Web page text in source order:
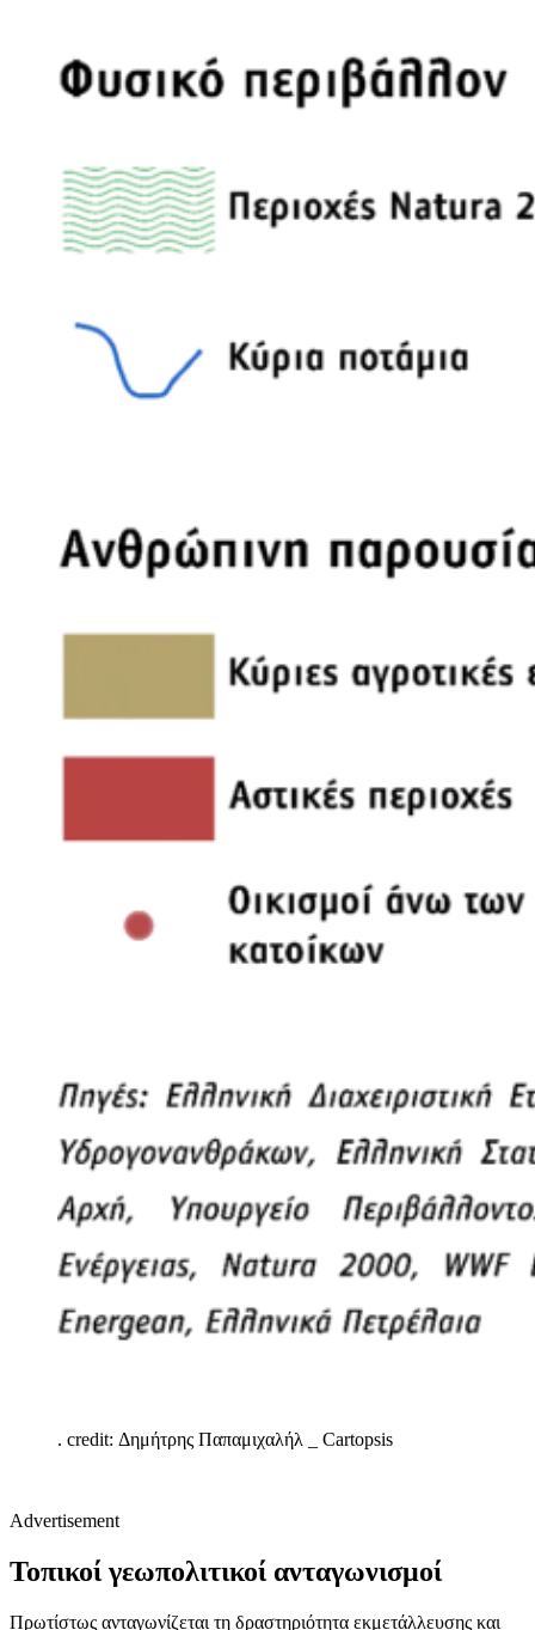
. credit: Δημήτρης Παπαμιχαλήλ _ Cartopsis
Advertisement
Τοπικοί γεωπολιτικοί ανταγωνισμοί
Πρωτίστως ανταγωνίζεται τη δραστηριότητα εκμετάλλευσης και